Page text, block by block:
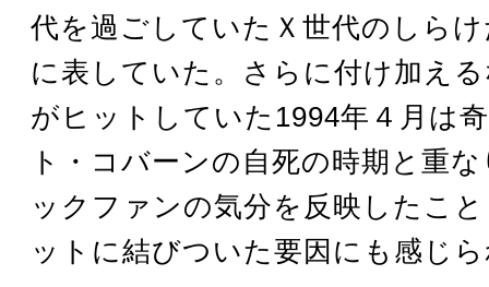
代を過ごしていたＸ世代のしら
に表していた。さらに付け加え
がヒットしていた1994年４月は
ト・コバーンの自死の時期と重
ックファンの気分を反映したこ
ットに結びついた要因にも感じ